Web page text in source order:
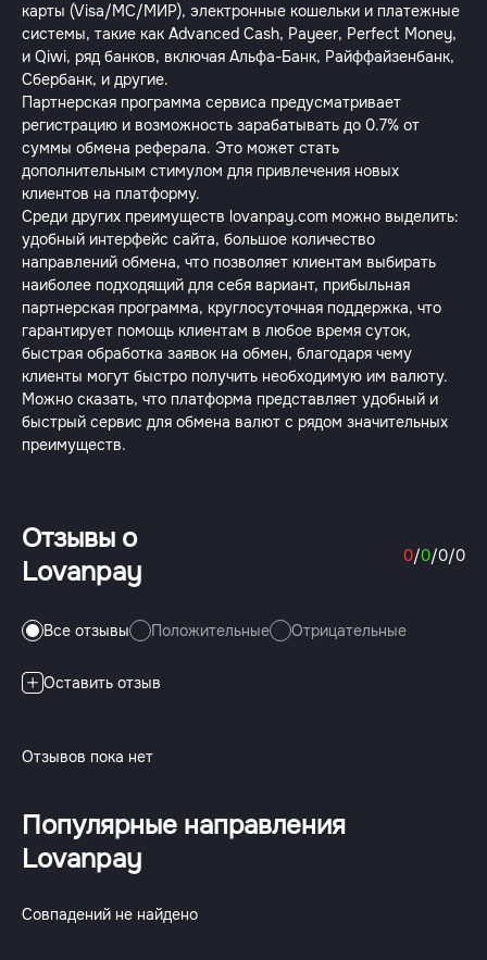
карты (Visa/MC/МИР), электронные кошельки и платежные
системы, такие как Advanced Cash, Payeer, Perfect Money,
и Qiwi, ряд банков, включая Альфа-Банк, Райффайзенбанк,
Сбербанк, и другие.
Партнерская программа сервиса предусматривает
регистрацию и возможность зарабатывать до 0.7% от
суммы обмена реферала. Это может стать
дополнительным стимулом для привлечения новых
клиентов на платформу.
Среди других преимуществ lovanpay.com можно выделить:
удобный интерфейс сайта, большое количество
направлений обмена, что позволяет клиентам выбирать
наиболее подходящий для себя вариант, прибыльная
партнерская программа, круглосуточная поддержка, что
гарантирует помощь клиентам в любое время суток,
быстрая обработка заявок на обмен, благодаря чему
клиенты могут быстро получить необходимую им валюту.
Можно сказать, что платформа представляет удобный и
быстрый сервис для обмена валют с рядом значительных
преимуществ.
Отзывы о
Lovanpay
0/0/0/0
Все отзывы Положительные Отрицательные
Оставить отзыв
Отзывов пока нет
Популярные направления
Lovanpay
Совпадений не найдено